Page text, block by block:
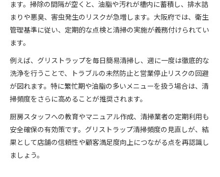
ます。掃除の間隔が空くと、油脂や汚れが槽内に蓄積し、排水詰
まりや悪臭、害虫発生のリスクが急増します。大阪府では、衛生
管理基準に従い、定期的な点検と清掃の実施が義務付けられてい
ます。
例えば、グリストラップを毎日簡易清掃し、週に一度は徹底的な
洗浄を行うことで、トラブルの未然防止と営業停止リスクの回避
が図れます。特に繁忙期や油脂の多いメニューを扱う場合は、清
掃頻度をさらに高めることが推奨されます。
厨房スタッフへの教育やマニュアル作成、清掃業者の定期利用も
安全確保の有効策です。グリストラップ清掃頻度の見直しが、結
果として店舗の信頼性や顧客満足度向上につながる点を再認識し
ましょう。